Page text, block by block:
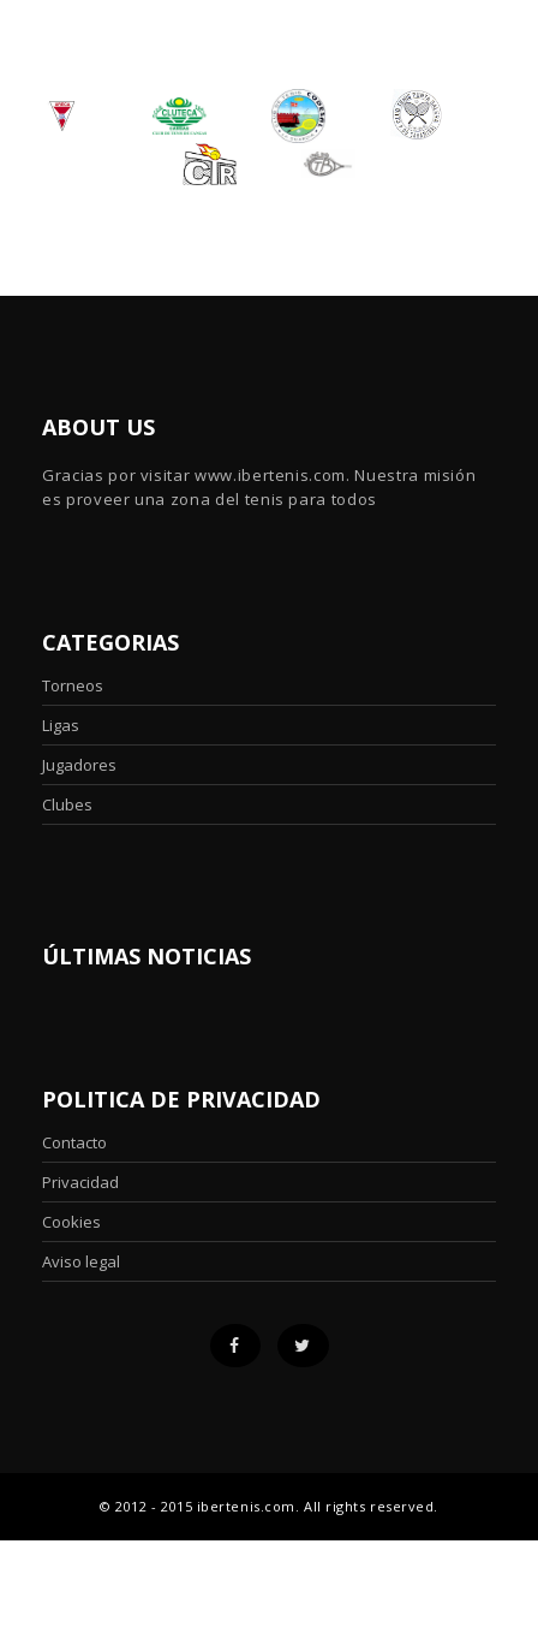
ABOUT US
Gracias por visitar www.ibertenis.com. Nuestra misión
es proveer una zona del tenis para todos
CATEGORIAS
Torneos
Ligas
Jugadores
Clubes
ÚLTIMAS NOTICIAS
POLITICA DE PRIVACIDAD
Contacto
Privacidad
Cookies
Aviso legal
© 2012 - 2015 ibertenis.com. All rights reserved.